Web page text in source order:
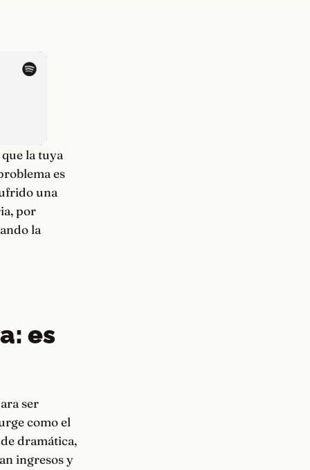
la tuya
es
una
por
la
es
ser
como el
dramática,
ingresos y